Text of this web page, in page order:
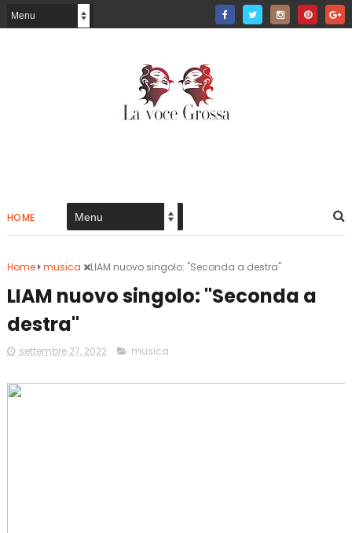
HOME
Home musica LIAM nuovo singolo: "Seconda a destra"
LIAM nuovo singolo: "Seconda a
destra"
settembre 27, 2022 musica